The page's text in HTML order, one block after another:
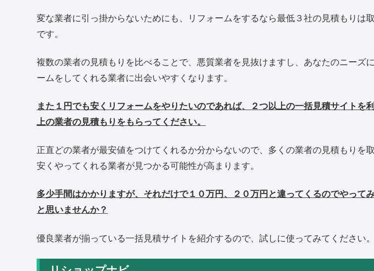
変な業者に引っ掛からないためにも、リフォームをするなら最低３社の見積もりは
です。
複数の業者の見積もりを比べることで、悪質業者を見抜けますし、あなたのニーズ
ームをしてくれる業者に出会いやすくなります。
また１円でも安くリフォームをやりたいのであれば、２つ以上の一括見積サイトを
上の業者の見積もりをもらってください。
正直どの業者が最安値をつけてくれるか分からないので、多くの業者の見積もりを
安くやってくれる業者が見つかる可能性が高まります。
多少手間はかかりますが、それだけで１０万円、２０万円と違ってくるのでやって
と思いませんか？
優良業者が揃っている一括見積サイトを紹介するので、試しに使ってみてください。